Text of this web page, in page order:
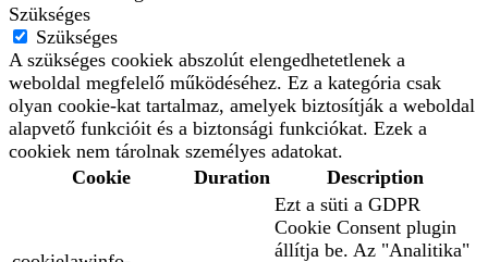
Szükséges
Szükséges
A szükséges cookiek abszolút elengedhetetlenek a
weboldal megfelelő működéséhez. Ez a kategória csak
olyan cookie-kat tartalmaz, amelyek biztosítják a weboldal
alapvető funkcióit és a biztonsági funkciókat. Ezek a
cookiek nem tárolnak személyes adatokat.
Cookie
Duration Description
Ezt a süti a GDPR
Cookie Consent plugin
állítja be. Az "Analitika"